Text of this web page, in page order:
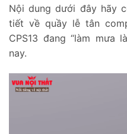
Nội dung dưới đây hãy
tiết về quầy lễ tân
CPS13 đang “làm mưa
nay.